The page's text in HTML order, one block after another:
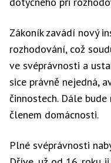
Zákoník zavádí nový
rozhodování, což
ve svéprávnosti a
sice právně nejedná,
činnostech. Dále
členem domácnosti.
Plné svéprávnosti